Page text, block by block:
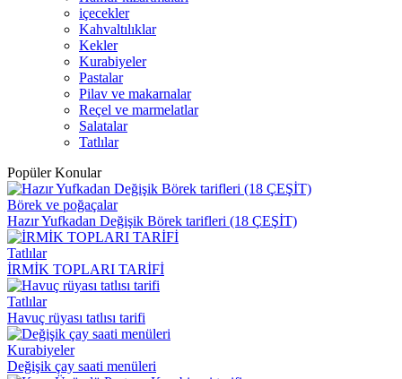
içecekler
Kahvaltılıklar
Kekler
Kurabiyeler
Pastalar
Pilav ve makarnalar
Reçel ve marmelatlar
Salatalar
Tatlılar
Popüler Konular
Börek ve poğaçalar
Hazır Yufkadan Değişik Börek tarifleri (18 ÇEŞİT)
Tatlılar
İRMİK TOPLARI TARİFİ
Tatlılar
Havuç rüyası tatlısı tarifi
Kurabiyeler
Değişik çay saati menüleri